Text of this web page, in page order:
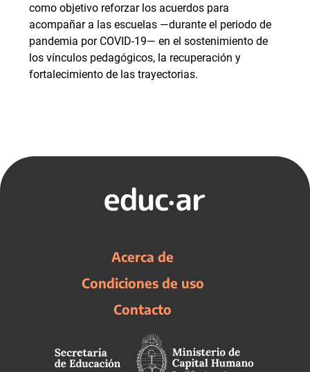
como objetivo reforzar los acuerdos para
acompañar a las escuelas —durante el periodo de
pandemia por COVID-19— en el sostenimiento de
los vínculos pedagógicos, la recuperación y
fortalecimiento de las trayectorias.
Acerca de
Condiciones de uso
Contacto